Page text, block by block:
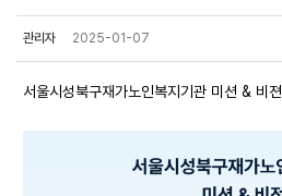
관리자 2025-01-07
서울시성북구재가노인복지기관 미션 & 비젼